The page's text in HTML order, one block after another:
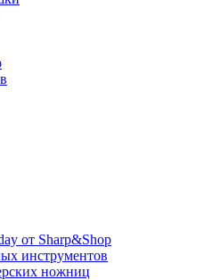
от Sharp&Shop
инструментов
ножниц